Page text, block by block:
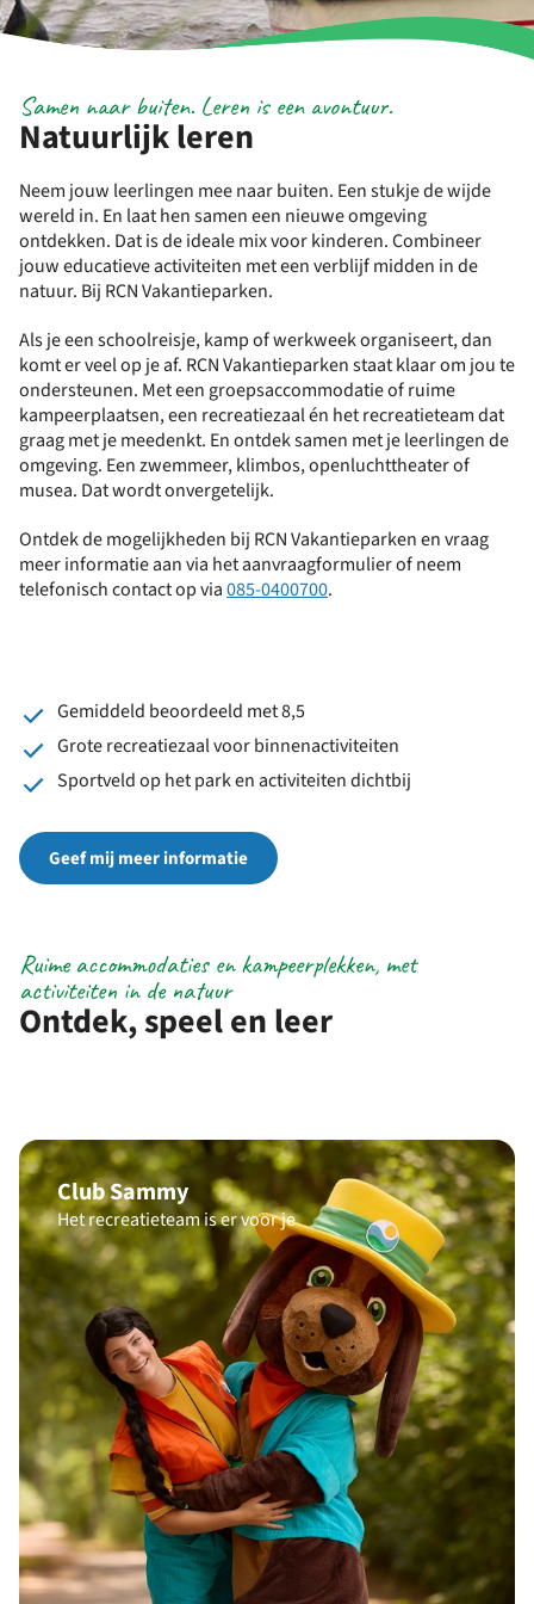
Natuurlijk leren
Samen naar buiten. Leren is een avontuur.
Neem jouw leerlingen mee naar buiten. Een stukje de wijde
wereld in. En laat hen samen een nieuwe omgeving
ontdekken. Dat is de ideale mix voor kinderen. Combineer
jouw educatieve activiteiten met een verblijf midden in de
natuur. Bij RCN Vakantieparken.
Als je een schoolreisje, kamp of werkweek organiseert, dan
komt er veel op je af. RCN Vakantieparken staat klaar om jou te
ondersteunen. Met een groepsaccommodatie of ruime
kampeerplaatsen, een recreatiezaal én het recreatieteam dat
graag met je meedenkt. En ontdek samen met je leerlingen de
omgeving. Een zwemmeer, klimbos, openluchttheater of
musea. Dat wordt onvergetelijk.
Ontdek de mogelijkheden bij RCN Vakantieparken en vraag
meer informatie aan via het aanvraagformulier of neem
telefonisch contact op via085-0400700.
Gemiddeld beoordeeld met 8,5
Grote recreatiezaal voor binnenactiviteiten
Sportveld op het park en activiteiten dichtbij
Geef mij meer informatie
Ontdek, speel en leer
Ruime accommodaties en kampeerplekken, met
activiteiten in de natuur
Club Sammy
Het recreatieteam is er voor je